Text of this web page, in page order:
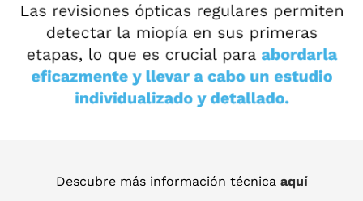
Descubre más información técnica aquí